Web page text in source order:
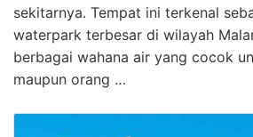
sekitarnya. Tempat ini terkenal
waterpark terbesar di wilayah
berbagai wahana air yang cocok
maupun orang …